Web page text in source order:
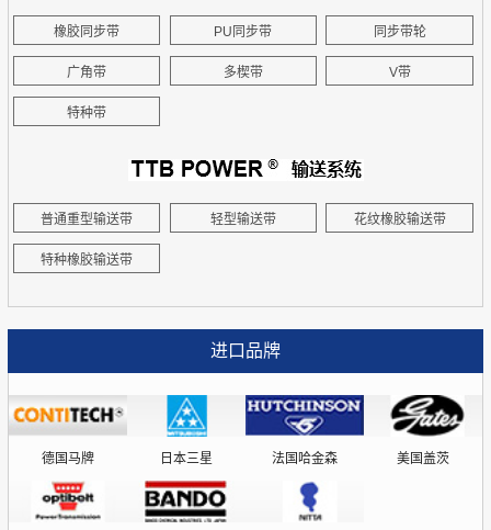
橡胶同步带 PU同步带 同步带轮
广角带 多楔带 V带
特种带
普通重型输送带 轻型输送带 花纹橡胶输送带
特种橡胶输送带
进口品牌
德国马牌 日本三星 法国哈金森 美国盖茨